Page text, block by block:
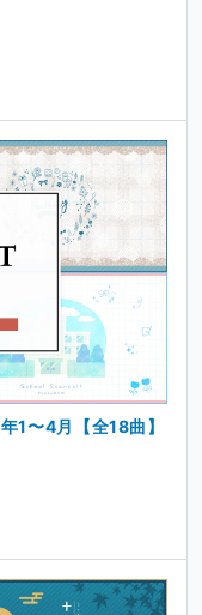
1〜4月【全18曲】